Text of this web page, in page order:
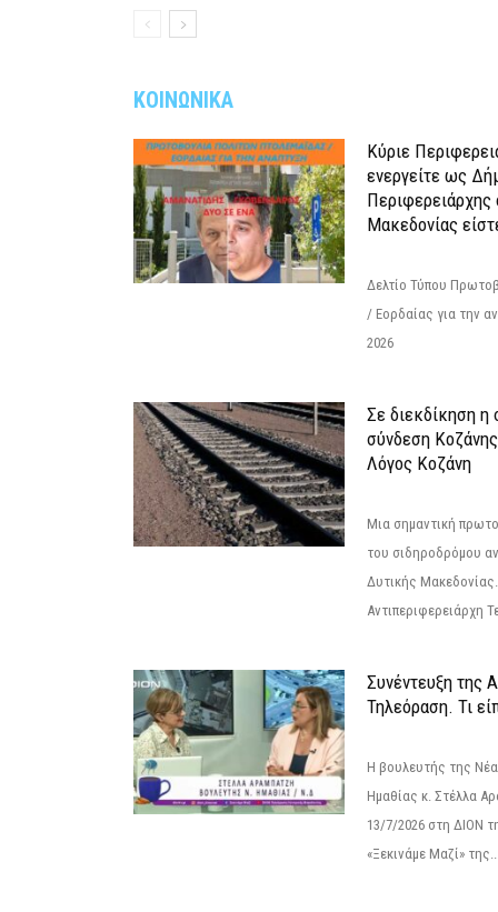
ΚΟΙΝΩΝΙΚΑ
Κύριε
ενεργείτε ως
Περιφερειάρχης
Μακεδονίας
Δελτίο Τύπου
/ Εορδαίας για την
2026
Σε διεκδίκηση η
σύνδεση
Λόγος Κοζάνη
Μια σημαντική
του σιδηροδρόμου
Δυτικής
Αντιπεριφερειάρχη
Συνέντευξη της
Τηλεόραση. Τι
Η βουλευτής της
Ημαθίας κ. Στέλλα
13/7/2026 στη ΔΙΟΝ
«Ξεκινάμε Μαζί»